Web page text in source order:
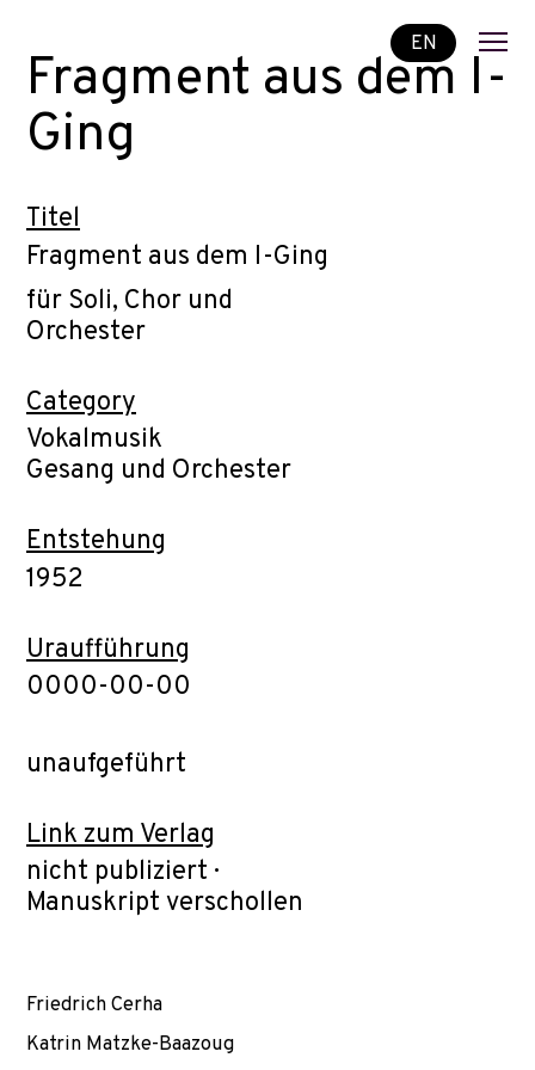
EN
Fragment aus dem I-
Ging
Titel
Fragment aus dem I-Ging
für Soli, Chor und
Orchester
Category
Vokalmusik
Gesang und Orchester
Entstehung
1952
Uraufführung
0000-00-00
unaufgeführt
Link zum Verlag
nicht publiziert ·
Manuskript verschollen
Friedrich Cerha
Katrin Matzke-Baazoug